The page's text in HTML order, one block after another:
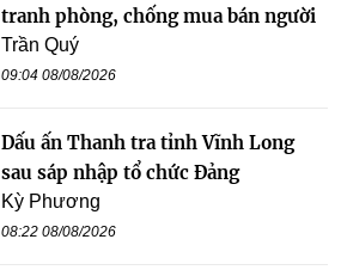
tranh phòng, chống mua bán người
Trần Quý
09:04 08/08/2026
Dấu ấn Thanh tra tỉnh Vĩnh Long
sau sáp nhập tổ chức Đảng
Kỳ Phương
08:22 08/08/2026